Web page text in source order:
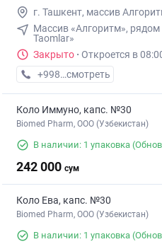
г. Ташкент, массив
Массив «Алгоритм», рядом
Taomlar»
Закрыто · Откроется в
+998 (99) XXX-XX-XX
смотреть
Коло Иммуно, капс. №30
Biomed Pharm, OOO (Узбекистан)
В наличии: 1 упаковка
242 000 сум
Коло Ева, капс. №30
Biomed Pharm, OOO (Узбекистан)
В наличии: 1 упаковка